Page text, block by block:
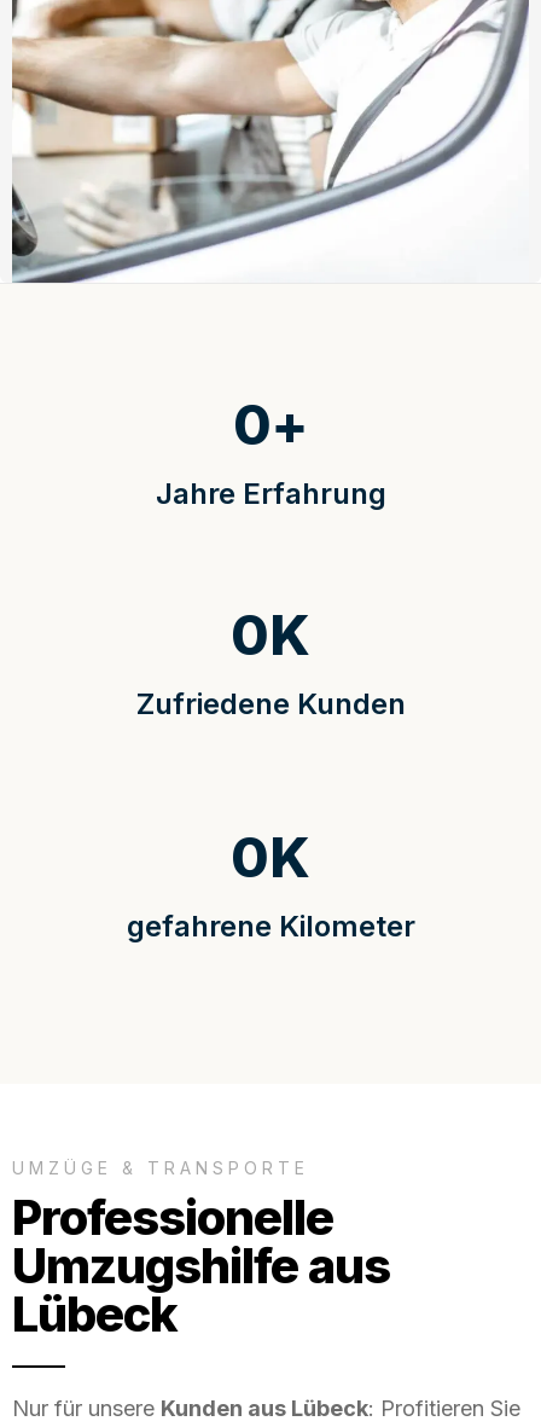
Jahre Erfahrung
0+
Zufriedene Kunden
0K
gefahrene Kilometer
0K
UMZÜGE & TRANSPORTE
Professionelle
Umzugshilfe aus
Lübeck
Nur für unsere Kunden aus Lübeck: Profitieren Sie